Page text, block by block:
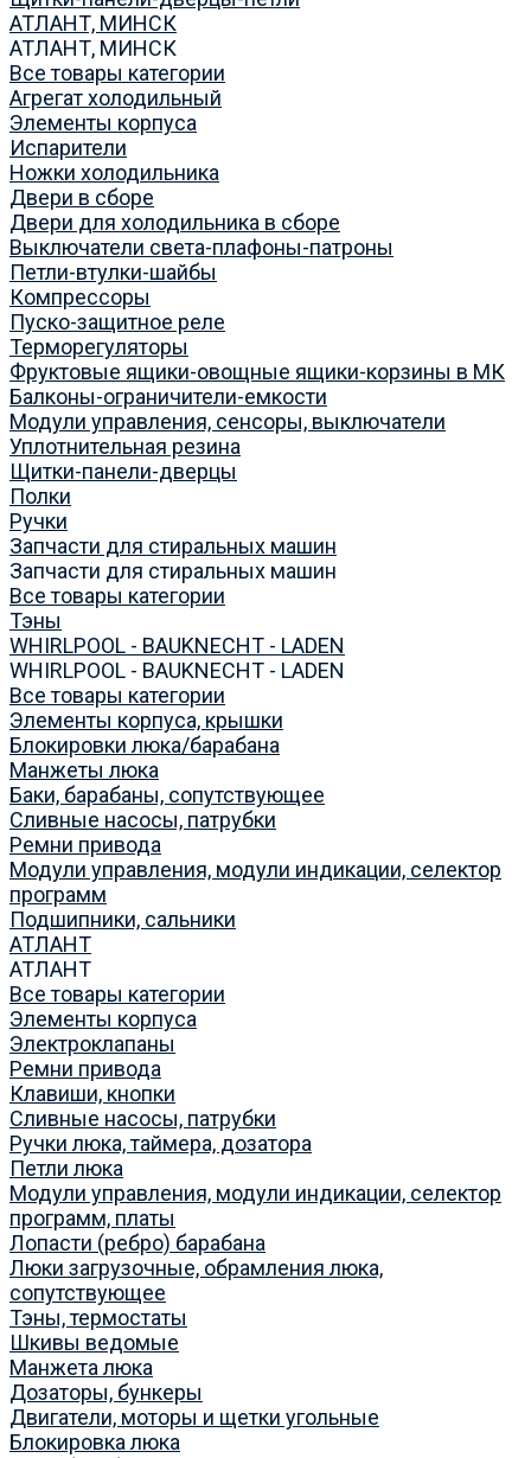
АТЛАНТ, МИНСК
АТЛАНТ, МИНСК
Все товары категории
Агрегат холодильный
Элементы корпуса
Испарители
Ножки холодильника
Двери в сборе
Двери для холодильника в сборе
Выключатели света-плафоны-патроны
Петли-втулки-шайбы
Компрессоры
Пуско-защитное реле
Терморегуляторы
Фруктовые ящики-овощные ящики-корзины в МК
Балконы-ограничители-емкости
Модули управления, сенсоры, выключатели
Уплотнительная резина
Щитки-панели-дверцы
Полки
Ручки
Запчасти для стиральных машин
Запчасти для стиральных машин
Все товары категории
Тэны
WHIRLPOOL - BAUKNECHT - LADEN
WHIRLPOOL - BAUKNECHT - LADEN
Все товары категории
Элементы корпуса, крышки
Блокировки люка/барабана
Манжеты люка
Баки, барабаны, сопутствующее
Сливные насосы, патрубки
Ремни привода
Модули управления, модули индикации, селектор
программ
Подшипники, сальники
АТЛАНТ
АТЛАНТ
Все товары категории
Элементы корпуса
Электроклапаны
Ремни привода
Клавиши, кнопки
Сливные насосы, патрубки
Ручки люка, таймера, дозатора
Петли люка
Модули управления, модули индикации, селектор
программ, платы
Лопасти (ребро) барабана
Люки загрузочные, обрамления люка,
сопутствующее
Тэны, термостаты
Шкивы ведомые
Манжета люка
Дозаторы, бункеры
Двигатели, моторы и щетки угольные
Блокировка люка